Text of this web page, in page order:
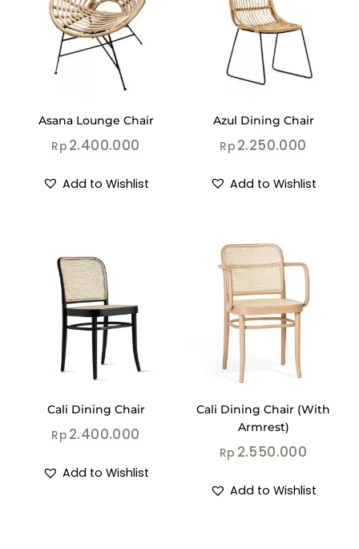
Asana Lounge Chair
Rp 2.400.000
Add to Wishlist
Azul Dining Chair
Rp 2.250.000
Add to Wishlist
Cali Dining Chair
Rp 2.400.000
Add to Wishlist
Cali Dining Chair (With
Armrest)
Rp 2.550.000
Add to Wishlist